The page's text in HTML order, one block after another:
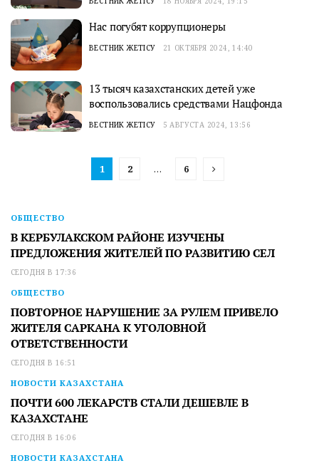
Нас погубят коррупционеры
ВЕСТНИК ЖЕТІСУ 21 ОКТЯБРЯ 2024, 14:40
13 тысяч казахстанских детей уже
воспользовались средствами Нацфонда
ВЕСТНИК ЖЕТІСУ 5 АВГУСТА 2024, 13:56
1 2 … 6
ОБЩЕСТВО
В КЕРБУЛАКСКОМ РАЙОНЕ ИЗУЧЕНЫ
ПРЕДЛОЖЕНИЯ ЖИТЕЛЕЙ ПО РАЗВИТИЮ СЕЛ
СЕГОДНЯ В 17:36
ОБЩЕСТВО
ПОВТОРНОЕ НАРУШЕНИЕ ЗА РУЛЕМ ПРИВЕЛО
ЖИТЕЛЯ САРКАНА К УГОЛОВНОЙ
ОТВЕТСТВЕННОСТИ
СЕГОДНЯ В 16:51
НОВОСТИ КАЗАХСТАНА
ПОЧТИ 600 ЛЕКАРСТВ СТАЛИ ДЕШЕВЛЕ В
КАЗАХСТАНЕ
СЕГОДНЯ В 16:06
НОВОСТИ КАЗАХСТАНА